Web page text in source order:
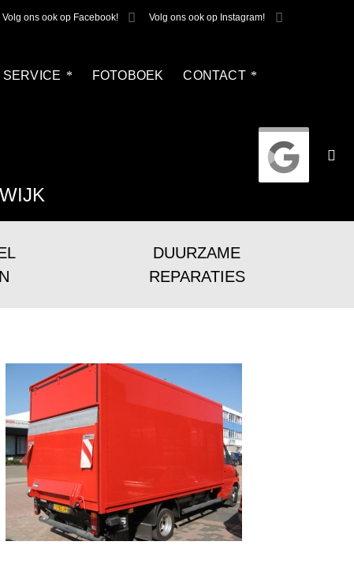
Volg ons ook op Facebook! Volg ons ook op Instagram!
SERVICE FOTOBOEK CONTACT
DUURZAME
REPARATIES